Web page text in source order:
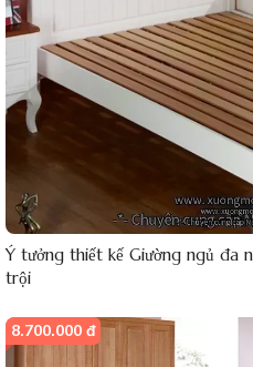
Ý tưởng thiết kế Giường ngủ đa
trội
8.700.000 đ